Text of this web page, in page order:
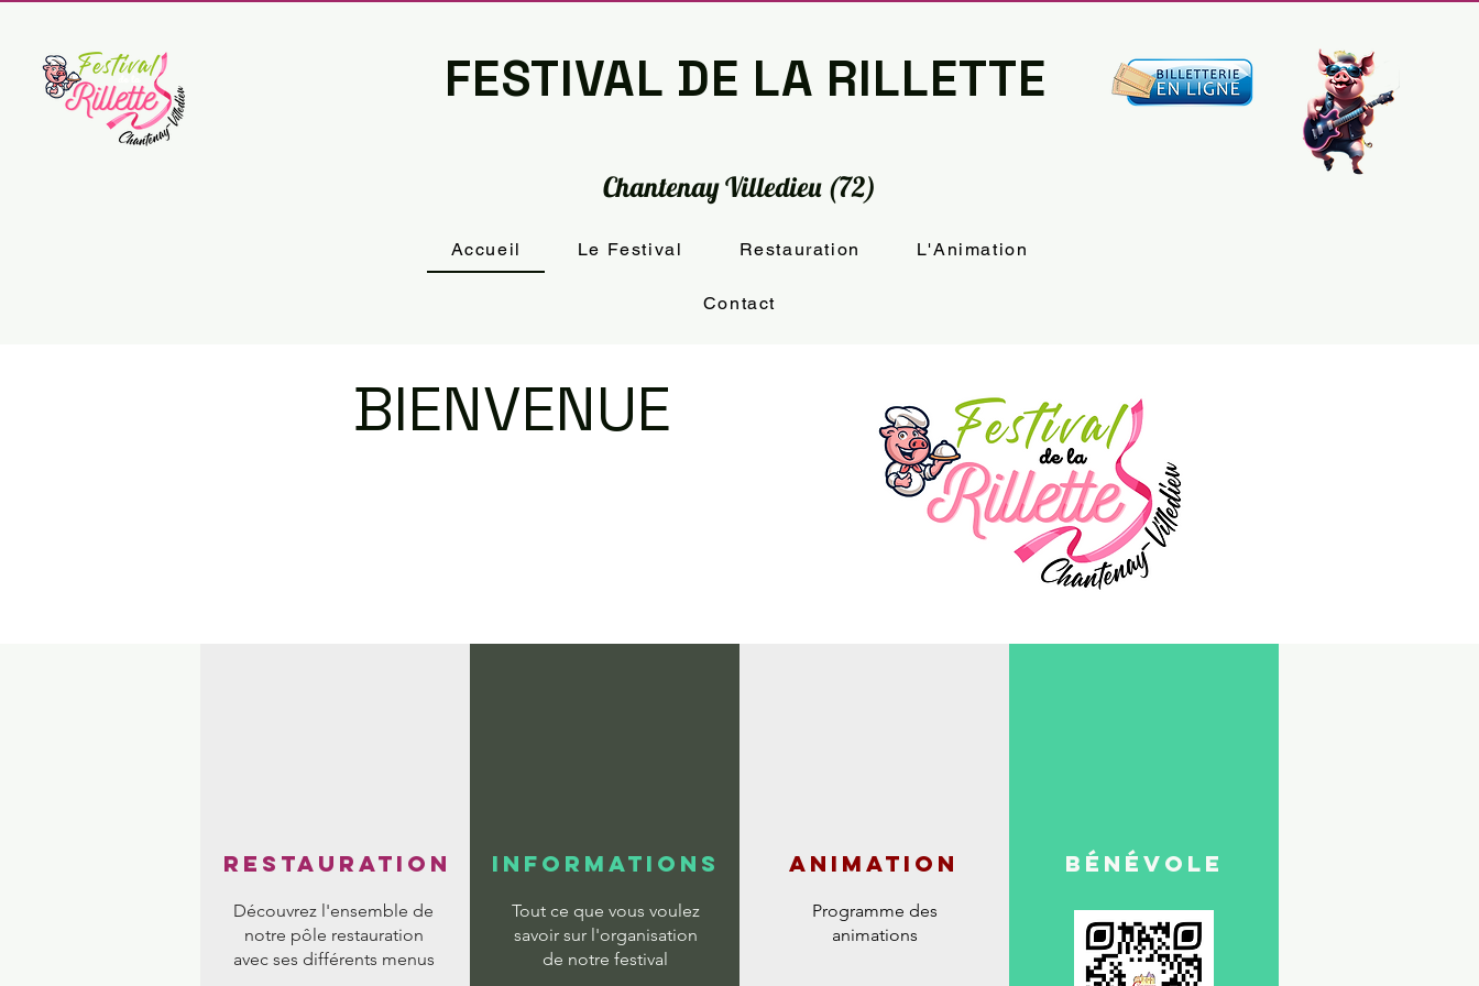
FESTIVAL DE LA RILLETTE
Chantenay Villedieu (72)
Accueil Le Festival Restauration L'Animation
Contact
BIENVENUE
restauration
Découvrez l'ensemble de
notre pôle restauration
avec ses différents menus
informations
Tout ce que vous voulez
savoir sur l'organisation
de notre festival
animation
Programme des
animations
bénévole